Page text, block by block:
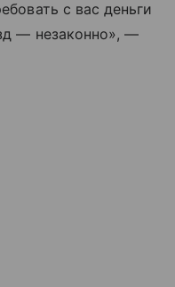
с вас деньги
— незаконно», —